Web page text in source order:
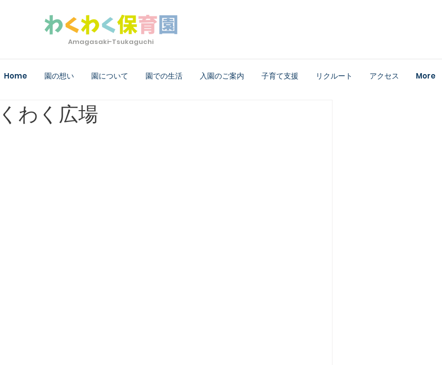
Amagasaki-Tsukaguchi
Home 園の想い 園について 園での生活 入園のご案内 子育て支援 リクルート アクセス More
わく広場